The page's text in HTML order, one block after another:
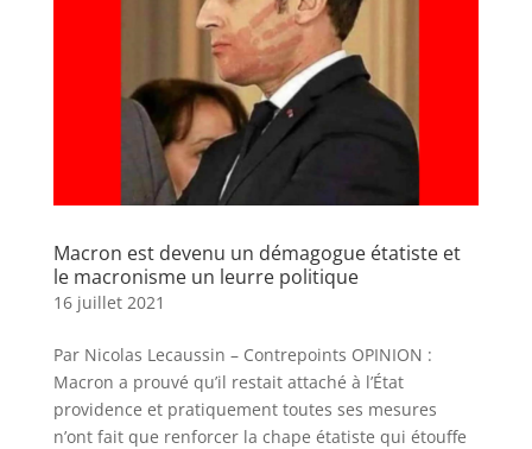
Macron est devenu un démagogue étatiste et
le macronisme un leurre politique
16 juillet 2021
Par Nicolas Lecaussin – Contrepoints OPINION :
Macron a prouvé qu’il restait attaché à l’État
providence et pratiquement toutes ses mesures
n’ont fait que renforcer la chape étatiste qui étouffe